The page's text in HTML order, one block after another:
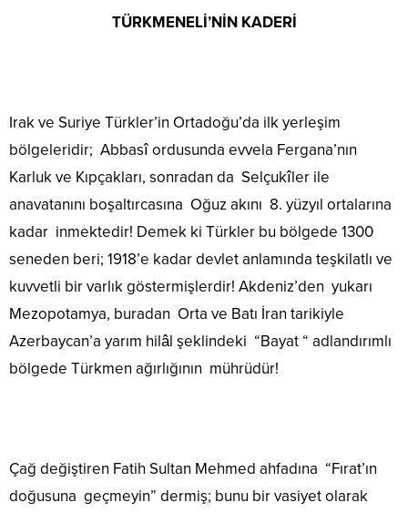
TÜRKMENELİ’NİN KADERİ
Irak ve Suriye Türkler’in Ortadoğu’da ilk yerleşim
bölgeleridir; Abbasî ordusunda evvela Fergana’nın
Karluk ve Kıpçakları, sonradan da Selçukîler ile
anavatanını boşaltırcasına Oğuz akını 8. yüzyıl ortalarına
kadar inmektedir! Demek ki Türkler bu bölgede 1300
seneden beri; 1918’e kadar devlet anlamında teşkilatlı ve
kuvvetli bir varlık göstermişlerdir! Akdeniz’den yukarı
Mezopotamya, buradan Orta ve Batı İran tarikiyle
Azerbaycan’a yarım hilâl şeklindeki “Bayat “ adlandırımlı
bölgede Türkmen ağırlığının mührüdür!
Çağ değiştiren Fatih Sultan Mehmed ahfadına “Fırat’ın
doğusuna geçmeyin” dermiş; bunu bir vasiyet olarak